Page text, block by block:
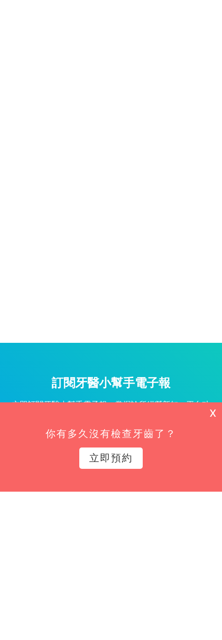
訂閱牙醫小幫手電子報
立即訂閱牙醫小幫手電子報，掌握診所經營新知、平台功
你有多久沒有檢查牙齒了？
立即預約
X